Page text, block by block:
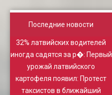
Последние новости
32% латвийских водителей
иногда садятся за р�: Первый
урожай латвийского
картофеля появил: Протест
таксистов в ближайший